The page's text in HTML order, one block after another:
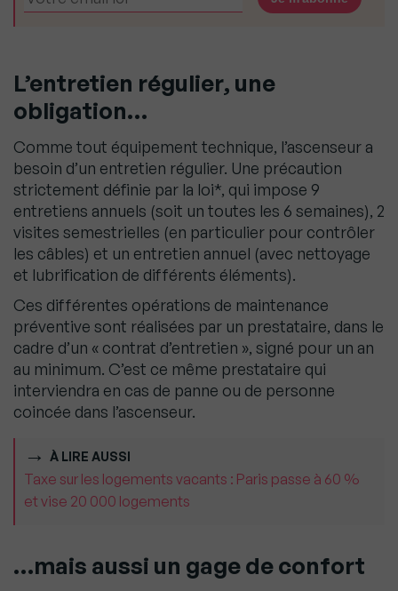
L’entretien régulier, une
obligation…
Comme tout équipement technique, l’ascenseur a
besoin d’un entretien régulier. Une précaution
strictement définie par la loi*, qui impose 9
entretiens annuels (soit un toutes les 6 semaines), 2
visites semestrielles (en particulier pour contrôler
les câbles) et un entretien annuel (avec nettoyage
et lubrification de différents éléments).
Ces différentes opérations de maintenance
préventive sont réalisées par un prestataire, dans le
cadre d’un « contrat d’entretien », signé pour un an
au minimum. C’est ce même prestataire qui
interviendra en cas de panne ou de personne
coincée dans l’ascenseur.
À LIRE AUSSI
Taxe sur les logements vacants : Paris passe à 60 %
et vise 20 000 logements
…mais aussi un gage de confort